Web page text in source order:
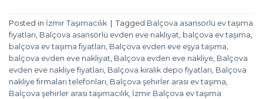
Posted in İzmir Taşımacılık Tagged Balçova asansörlü ev taşıma
fiyatları, Balçova asansörlü evden eve nakliyat, balçova ev taşıma,
balçova ev taşıma fiyatları, Balçova evden eve eşya taşıma,
balçova evden eve nakliyat, Balçova evden eve nakliye, Balçova
evden eve nakliye fiyatları, Balçova kiralık depo fiyatları, Balçova
nakliye firmaları telefonları, Balçova şehirler arası ev taşıma,
Balçova şehirler arası taşımacılık, İzmir Balçova ev taşıma